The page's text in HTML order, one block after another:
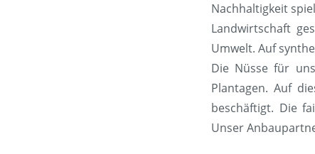
Nachhaltigkeit
Landwirtschaft
Umwelt. Auf
Die Nüsse für
Plantagen. Auf
beschäftigt. Die
Unser